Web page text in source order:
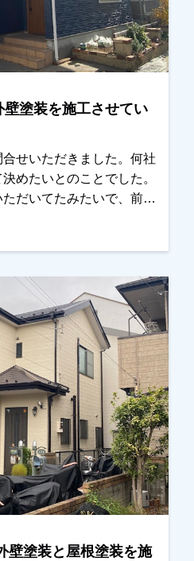
客様、まずはご相談から
ん現地調査、お見積りは
。ご遠慮なくお申しつけ
おります！
塗装を施工させてい
せいただきました。何社
めたいとのことでした。
だいてたみたいで、前か
で、内容・金額ともに問
任せていただきました。
いた通りとの事で、大変
。本当にありがとうござい
市・野田市・吉川市で外
、まずはご相談からでも
お見積りはもちろん無料
つけください！お待ちし
壁塗装と屋根塗装を施